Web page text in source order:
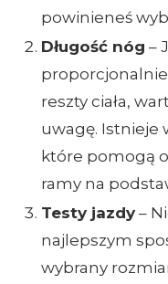
powinieneś
Długość nóg –
reszty ciała,
uwagę. Istnieje
które pomogą
ramy na
Testy jazdy –
najlepszym
wybrany